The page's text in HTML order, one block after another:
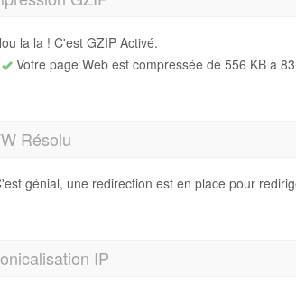
la la ! C'est GZIP Activé.
Votre page Web est compressée de 556 KB à
Résolu
génial, une redirection est en place pour
IP